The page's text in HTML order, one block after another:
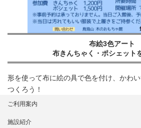
布絵3色アート
布きんちゃく・ポシェット
形を使って布に絵の具で色を付け、かわ
つくろう！
ご利用案内
施設紹介